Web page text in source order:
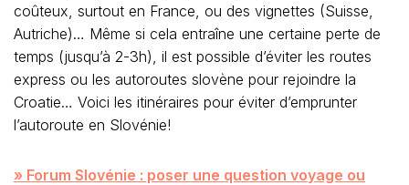
coûteux, surtout en France, ou des vignettes (Suisse,
Autriche)… Même si cela entraîne une certaine perte de
temps (jusqu’à 2-3h), il est possible d’éviter les routes
express ou les autoroutes slovène pour rejoindre la
Croatie… Voici les itinéraires pour éviter d’emprunter
l’autoroute en Slovénie!
» Forum Slovénie : poser une question voyage ou